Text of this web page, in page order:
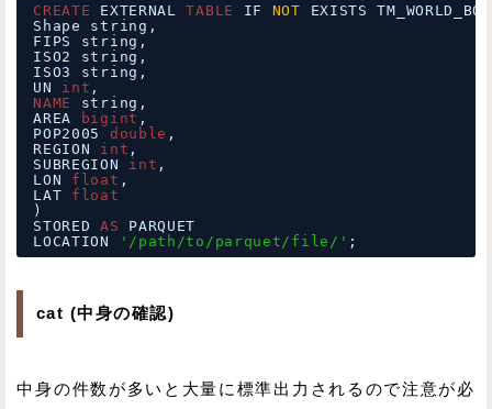
CREATE EXTERNAL TABLE IF NOT
EXISTS
Shape string,
FIPS string,
ISO2 string,
ISO3 string,
UN int ,
NAME
string,
AREA
bigint ,
POP2005 double ,
REGION int ,
SUBREGION int ,
LON float ,
LAT float
)
STORED AS
PARQUET
LOCATION
'/path/to/parquet/file/' ;
cat (中身の確認)
中身の件数が多いと大量に標準出力されるので注意が必